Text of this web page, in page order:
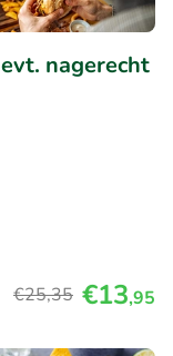
nagerecht
€25,35 €13,95